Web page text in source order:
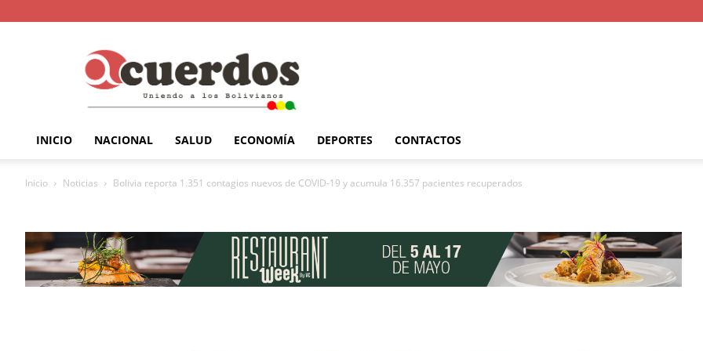
INICIO NACIONAL SALUD ECONOMÍA DEPORTES CONTACTOS
Inicio Noticias Bolivia reporta 1.351 contagios nuevos de COVID-19 y acumula 16.357 pacientes recuperados